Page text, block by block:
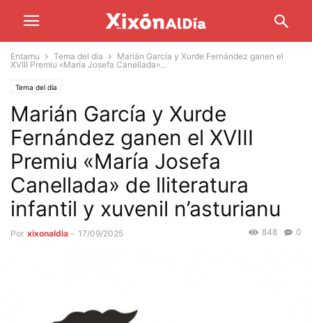
Entamu Tema del día
Marián García y Xurde Fernández ganen el
XVIII Premiu «María Josefa Canellada»...
Tema del día
Marián García y Xurde
Fernández ganen el XVIII
Premiu «María Josefa
Canellada» de lliteratura
infantil y xuvenil n’asturianu
Por xixonaldia - 17/09/2025 0
848